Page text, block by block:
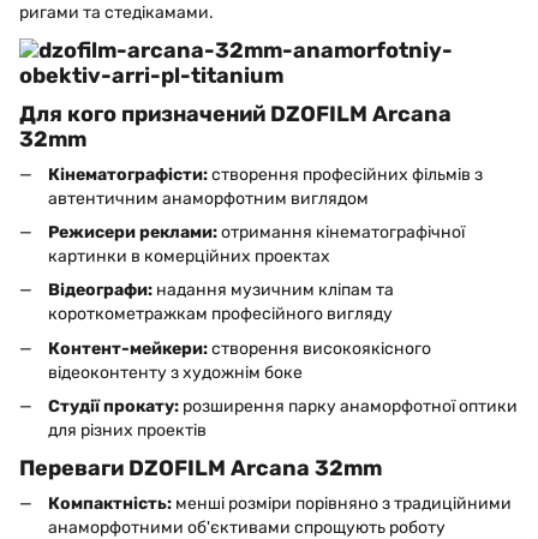
ригами та стедікамами.
Для кого призначений DZOFILM Arcana
32mm
Кінематографісти:створення професійних фільмів з
автентичним анаморфотним виглядом
Режисери реклами:отримання кінематографічної
картинки в комерційних проектах
Відеографи: надання музичним кліпам та
короткометражкам професійного вигляду
Контент-мейкери:створення високоякісного
відеоконтенту з художнім боке
Студії прокату: розширення парку анаморфотної оптики
для різних проектів
Переваги DZOFILM Arcana 32mm
Компактність: менші розміри порівняно з традиційними
анаморфотними об'єктивами спрощують роботу